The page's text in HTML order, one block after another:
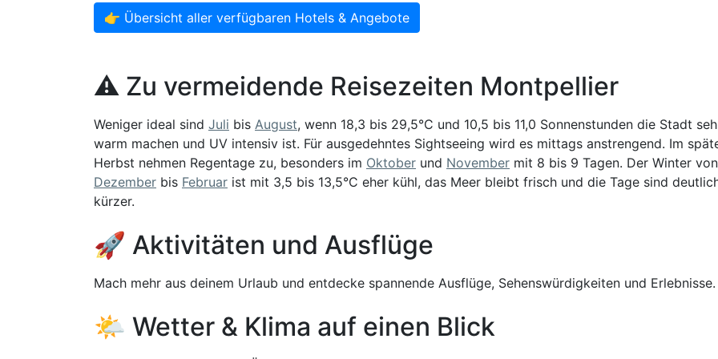
👉 Übersicht aller verfügbaren Hotels & Angebote
⚠️ Zu vermeidende Reisezeiten Montpellier
Weniger ideal sind Juli bis August, wenn 18,3 bis 29,5°C und 10,5 bis 11,0 Sonnenstunden die Stadt
warm machen und UV intensiv ist. Für ausgedehntes Sightseeing wird es mittags anstrengend. Im
Herbst nehmen Regentage zu, besonders im Oktober und November mit 8 bis 9 Tagen. Der Winter von
Dezember bis Februar ist mit 3,5 bis 13,5°C eher kühl, das Meer bleibt frisch und die Tage sind
kürzer.
🚀 Aktivitäten und Ausflüge
Mach mehr aus deinem Urlaub und entdecke spannende Ausflüge, Sehenswürdigkeiten und Erlebnisse.
🌤️ Wetter & Klima auf einen Blick